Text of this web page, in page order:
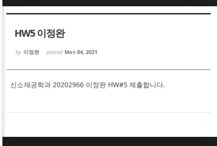
HW5 이정완
by 이정완 posted May 04, 2021
신소재공학과 20202966 이정완 HW#5 제출합니다.
Sketchbook5, 스케치북5
Sketchbook5, 스케치북5
Sketchbook5, 스케치북5
Sketchbook5, 스케치북5